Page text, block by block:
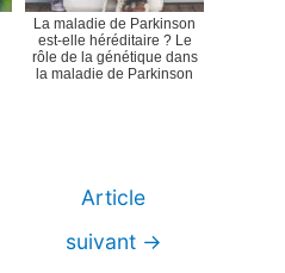
La maladie de Parkinson
est-elle héréditaire ? Le
rôle de la génétique dans
la maladie de Parkinson
Article
suivant →